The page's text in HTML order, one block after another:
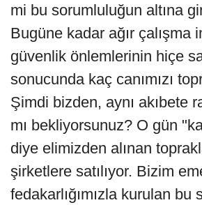
mi bu sorumluluğun altına
Bugüne kadar ağır çalışma
güvenlik önlemlerinin hiçe
sonucunda kaç canımızı
Şimdi bizden, aynı akıbete
mı bekliyorsunuz? O gün
diye elimizden alınan
şirketlere satılıyor. Bizim
fedakarlığımızla kurulan bu